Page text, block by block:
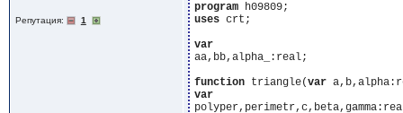
Репутация: 1
program
uses crt;
var
aa,bb,alpha_:real;
function triangle(var
var